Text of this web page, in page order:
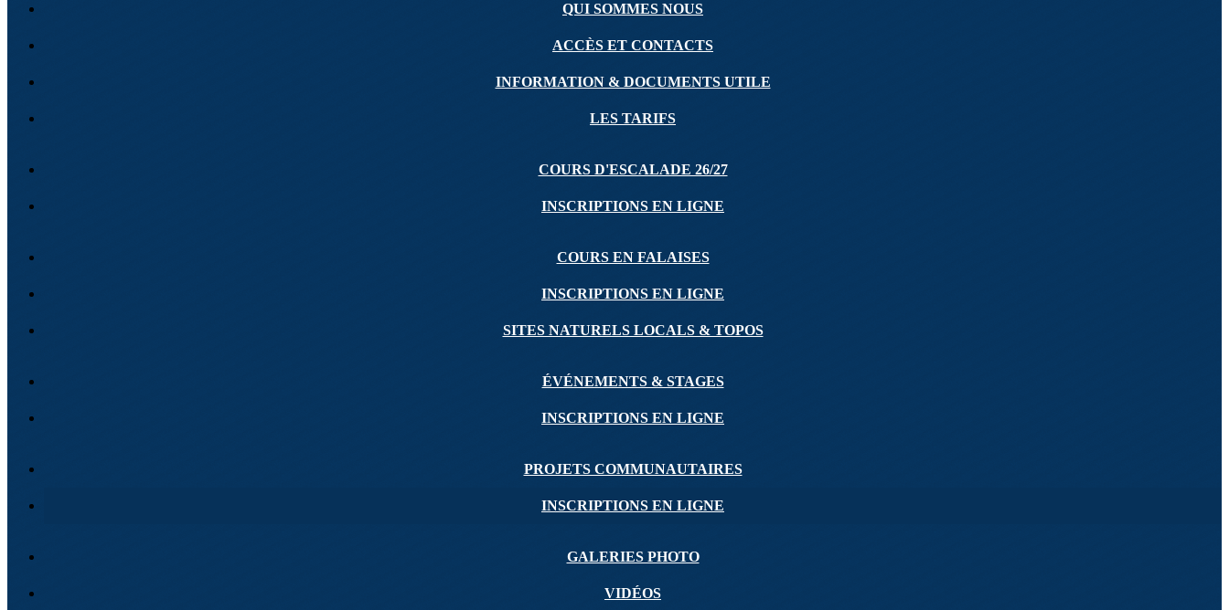
QUI SOMMES NOUS
ACCÈS ET CONTACTS
INFORMATION & DOCUMENTS UTILE
LES TARIFS
COURS D'ESCALADE 26/27
INSCRIPTIONS EN LIGNE
COURS EN FALAISES
INSCRIPTIONS EN LIGNE
SITES NATURELS LOCALS & TOPOS
ÉVÉNEMENTS & STAGES
INSCRIPTIONS EN LIGNE
PROJETS COMMUNAUTAIRES
INSCRIPTIONS EN LIGNE
GALERIES PHOTO
VIDÉOS